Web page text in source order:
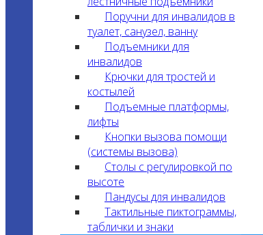
Поручни для инвалидов в
туалет, санузел, ванну
Подъемники для
инвалидов
Крючки для тростей и
костылей
Подъемные платформы,
лифты
Кнопки вызова помощи
(системы вызова)
Столы с регулировкой по
высоте
Пандусы для инвалидов
Тактильные пиктограммы,
таблички и знаки